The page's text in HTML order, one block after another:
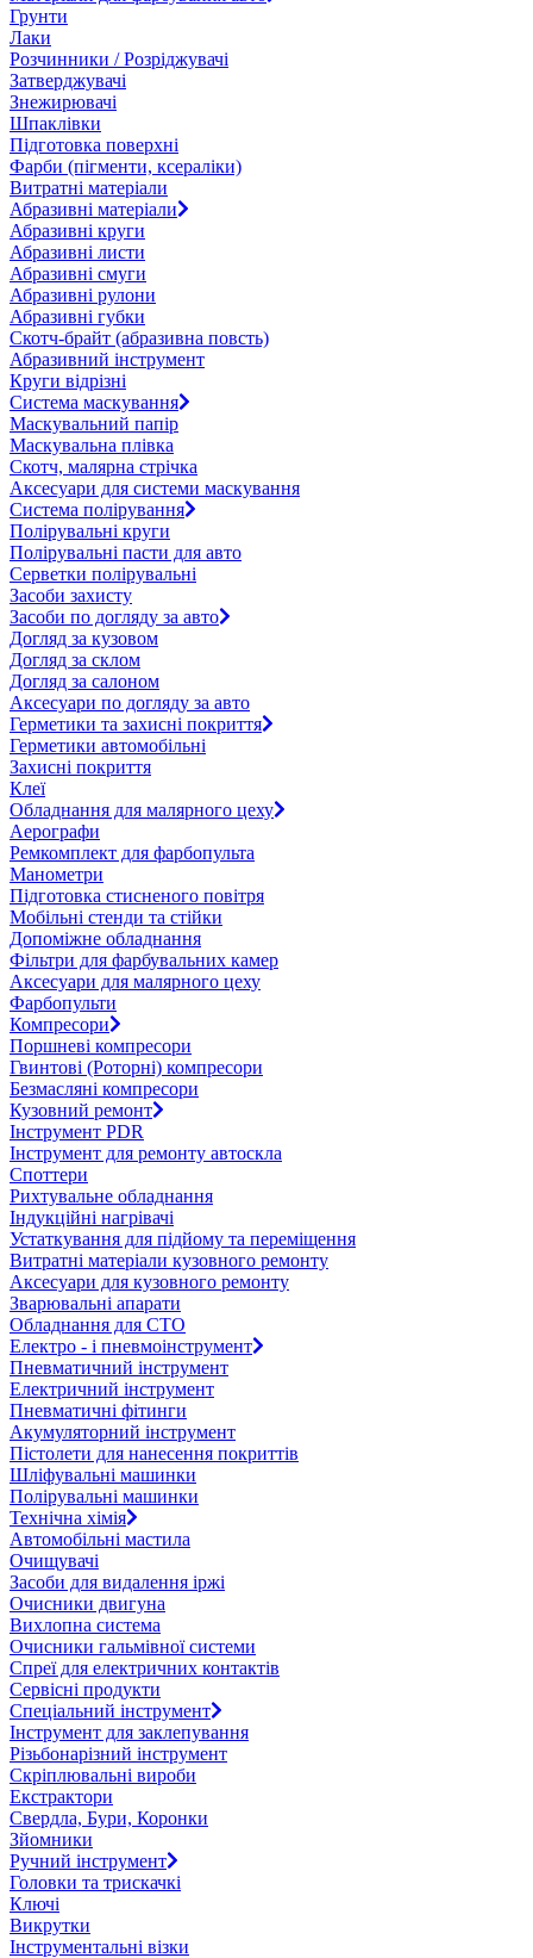
Грунти
Лаки
Розчинники / Розріджувачі
Затверджувачі
Знежирювачі
Шпаклівки
Підготовка поверхні
Фарби (пігменти, ксераліки)
Витратні матеріали
Абразивні матеріали
Абразивні круги
Абразивні листи
Абразивні смуги
Абразивні рулони
Абразивні губки
Скотч-брайт (абразивна повсть)
Абразивний інструмент
Круги відрізні
Система маскування
Маскувальний папір
Маскувальна плівка
Скотч, малярна стрічка
Аксесуари для системи маскування
Система полірування
Полірувальні круги
Полірувальні пасти для авто
Серветки полірувальні
Засоби захисту
Засоби по догляду за авто
Догляд за кузовом
Догляд за склом
Догляд за салоном
Аксесуари по догляду за авто
Герметики та захисні покриття
Герметики автомобільні
Захисні покриття
Клеї
Обладнання для малярного цеху
Аерографи
Ремкомплект для фарбопульта
Манометри
Підготовка стисненого повітря
Мобільні стенди та стійки
Допоміжне обладнання
Фільтри для фарбувальних камер
Аксесуари для малярного цеху
Фарбопульти
Компресори
Поршневі компресори
Гвинтові (Роторні) компресори
Безмасляні компресори
Кузовний ремонт
Інструмент PDR
Інструмент для ремонту автоскла
Споттери
Рихтувальне обладнання
Індукційні нагрівачі
Устаткування для підйому та переміщення
Витратні матеріали кузовного ремонту
Аксесуари для кузовного ремонту
Зварювальні апарати
Обладнання для СТО
Електро - і пневмоінструмент
Пневматичний інструмент
Електричний інструмент
Пневматичні фітинги
Акумуляторний інструмент
Пістолети для нанесення покриттів
Шліфувальні машинки
Полірувальні машинки
Технічна хімія
Автомобільні мастила
Очищувачі
Засоби для видалення іржі
Очисники двигуна
Вихлопна система
Очисники гальмівної системи
Спреї для електричних контактів
Сервісні продукти
Спеціальний інструмент
Інструмент для заклепування
Різьбонарізний інструмент
Скріплювальні вироби
Екстрактори
Свердла, Бури, Коронки
Зйомники
Ручний інструмент
Головки та трискачкі
Ключі
Викрутки
Інструментальні візки